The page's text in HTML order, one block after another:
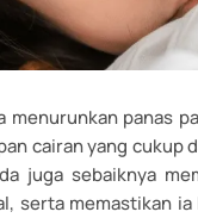
menurunkan panas
cairan yang cukup
juga sebaiknya
serta memastikan